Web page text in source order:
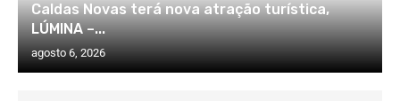
Caldas Novas terá nova atração turística,
LÚMINA –...
agosto 6, 2026